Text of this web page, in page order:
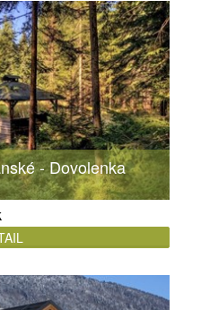
- Dovolenka